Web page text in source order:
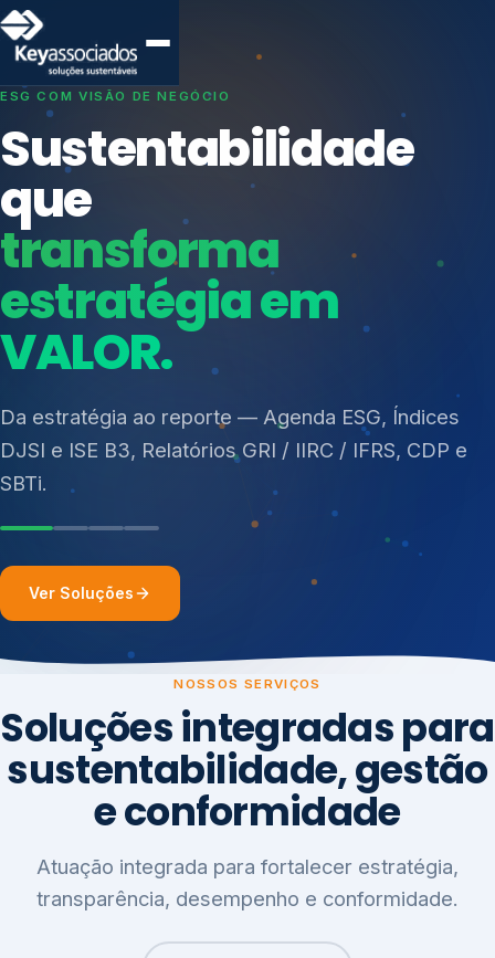
SISTEMAS DE GESTÃO OTIMIZADOS E INTEGRADOS
Conformidade que
protege seu
negócio.
Consultoria, auditoria e treinamentos em ISO 27001,
ISO 27701, ISO 42001, ISO 37001, ISO 9001, ISO
14001, ISO 45001, ONA e PNQ — Gestão de
resíduos sólidos (PGRS/PMGRS).
Índices de Mercado
Mudanças Climáticas
Reputação e Cadeia
Reporte Regulatório
Ver Soluções
NOSSOS SERVIÇOS
Soluções integradas para
sustentabilidade, gestão
e conformidade
Atuação integrada para fortalecer estratégia,
transparência, desempenho e conformidade.